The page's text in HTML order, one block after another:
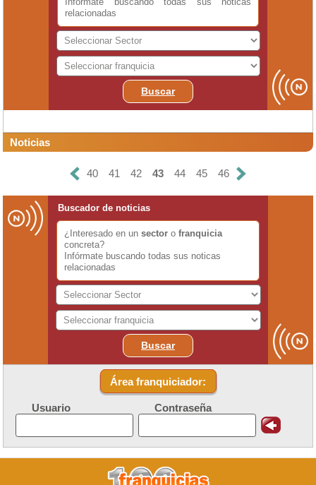
relacionadas
Buscar
Noticias
40 41 42 43 44 45 46
Buscador de noticias
¿Interesado en un sector o franquicia
concreta?
Infórmate buscando todas sus noticas
relacionadas
Buscar
Área franquiciador:
Usuario Contraseña